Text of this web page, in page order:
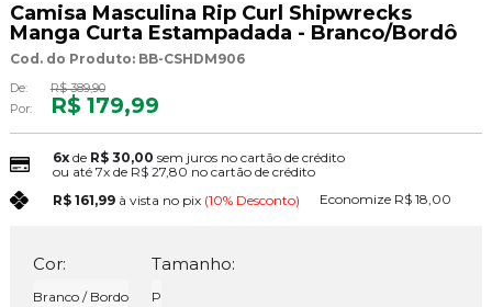
Camisa Masculina Rip Curl Shipwrecks
Manga Curta Estampadada - Branco/Bordô
Cod. do Produto: BB-CSHDM906
De:
R$ 389,90
Por:
R$ 179,99
6xde R$ 30,00 sem juros no cartão de crédito
ou até 7xde R$ 27,80 no cartão de crédito
R$ 161,99 à vista no pix (10% Desconto) Economize R$ 18,00
Cor:
Branco / Bordo
Tamanho:
P